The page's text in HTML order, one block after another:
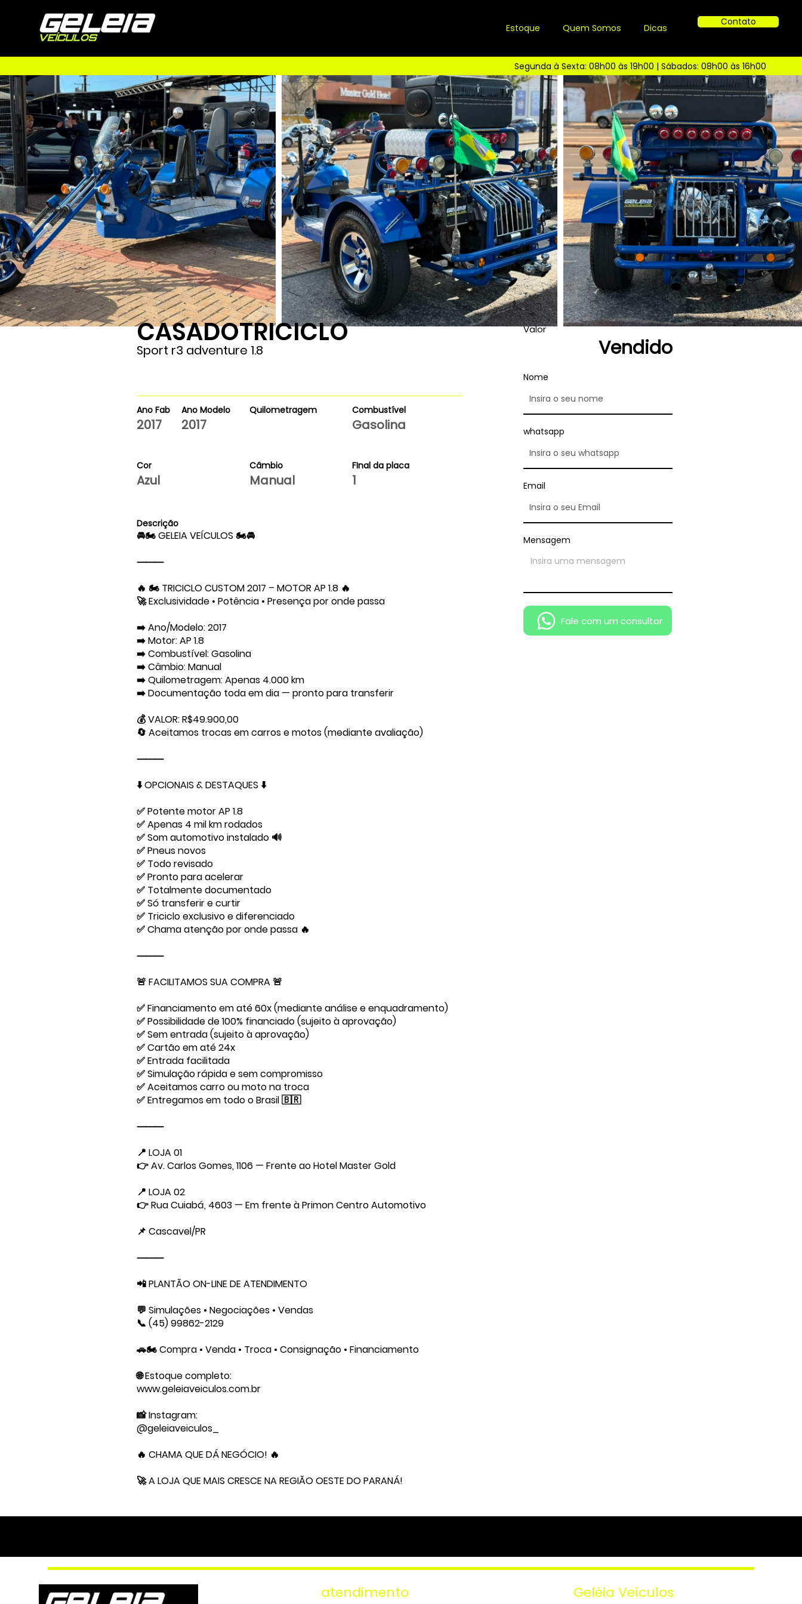
Estoque Quem Somos Dicas
Contato
Segunda à Sexta: 08h00 às 19h00 | Sábados: 08h00 às 16h00
Valor
Vendido
Nome
whatsapp
Email
Mensagem
Fale com um consultor
CASADOTRICICLO
Sport r3 adventure 1.8
Ano Fab
2017
Ano Modelo
2017
Cor
Azul
Quilometragem Combustível
Gasolina
Câmbio FInal da placa
Manual 1
Descrição
🚘🏍️ GELEIA VEÍCULOS 🏍️🚘
⸻
🔥 🏍️ TRICICLO CUSTOM 2017 – MOTOR AP 1.8 🔥
🚀 Exclusividade • Potência • Presença por onde passa
➡️ Ano/Modelo: 2017
➡️ Motor: AP 1.8
➡️ Combustível: Gasolina
➡️ Câmbio: Manual
➡️ Quilometragem: Apenas 4.000 km
➡️ Documentação toda em dia — pronto para transferir
💰 VALOR: R$49.900,00
🔄 Aceitamos trocas em carros e motos (mediante avaliação)
⸻
⬇️ OPCIONAIS & DESTAQUES ⬇️
✅ Potente motor AP 1.8
✅ Apenas 4 mil km rodados
✅ Som automotivo instalado 🔊
✅ Pneus novos
✅ Todo revisado
✅ Pronto para acelerar
✅ Totalmente documentado
✅ Só transferir e curtir
✅ Triciclo exclusivo e diferenciado
✅ Chama atenção por onde passa 🔥
⸻
🚨 FACILITAMOS SUA COMPRA 🚨
✅ Financiamento em até 60x (mediante análise e enquadramento)
✅ Possibilidade de 100% financiado (sujeito à aprovação)
✅ Sem entrada (sujeito à aprovação)
✅ Cartão em até 24x
✅ Entrada facilitada
✅ Simulação rápida e sem compromisso
✅ Aceitamos carro ou moto na troca
✅ Entregamos em todo o Brasil 🇧🇷
⸻
📍 LOJA 01
👉 Av. Carlos Gomes, 1106 — Frente ao Hotel Master Gold
📍 LOJA 02
👉 Rua Cuiabá, 4603 — Em frente à Primon Centro Automotivo
📌 Cascavel/PR
⸻
📲 PLANTÃO ON-LINE DE ATENDIMENTO
💬 Simulações • Negociações • Vendas
📞 (45) 99862-2129
🚗🏍️ Compra • Venda • Troca • Consignação • Financiamento
🌐 Estoque completo:
www.geleiaveiculos.com.br
📸 Instagram:
@geleiaveiculos_
🔥 CHAMA QUE DÁ NEGÓCIO! 🔥
🚀 A LOJA QUE MAIS CRESCE NA REGIÃO OESTE DO PARANÁ!
atendimento Geléia Veículos